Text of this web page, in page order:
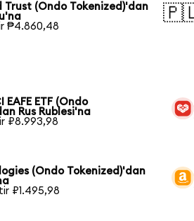
Trust (Ondo Tokenized)'dan
₱4.860,48
EAFE ETF (Ondo
Rus Rublesi'na
₽8.993,98
(Ondo Tokenized)'dan
₽1.495,98